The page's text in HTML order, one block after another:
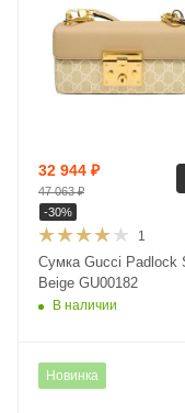
1
Сумка Gucci Padlock
Beige GU00182
В наличии
32 944 ₽
47 063₽
-30%
Новинка